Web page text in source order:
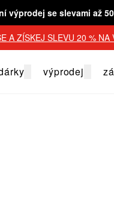
výprodej se slevami až
A ZÍSKEJ SLEVU 20 % NA
výprodej